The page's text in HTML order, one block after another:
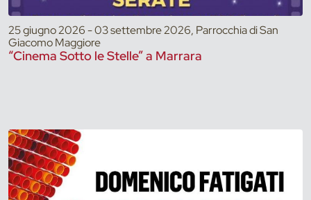
25 giugno 2026 - 03 settembre 2026, Parrocchia di San
Giacomo Maggiore
“Cinema Sotto le Stelle” a Marrara